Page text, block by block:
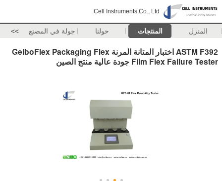
Cell Instruments Co., Ltd.
المنزل المنتجات حولنا جولة في المصنع >>
ASTM F392 اختبار المتانة المرنة GelboFlex Packaging Flex
Film Flex Failure Tester جودة عالية منتج الصين